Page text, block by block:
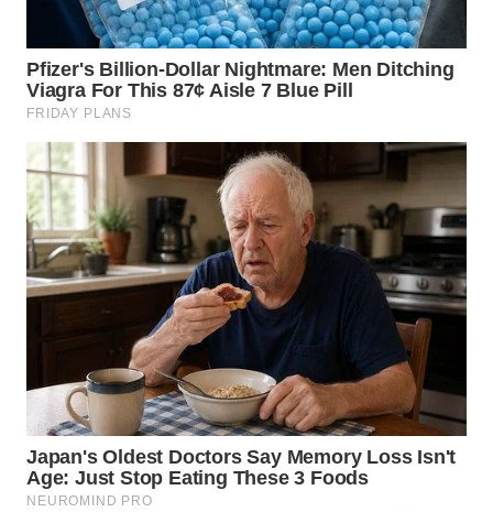
WN
TEBING
TINGGI
WN
PAKPAK
WN
KARAWANG
WN
BOGOR
WN
DEPOK